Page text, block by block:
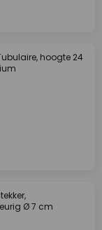
hoogte 24
Ø 7 cm